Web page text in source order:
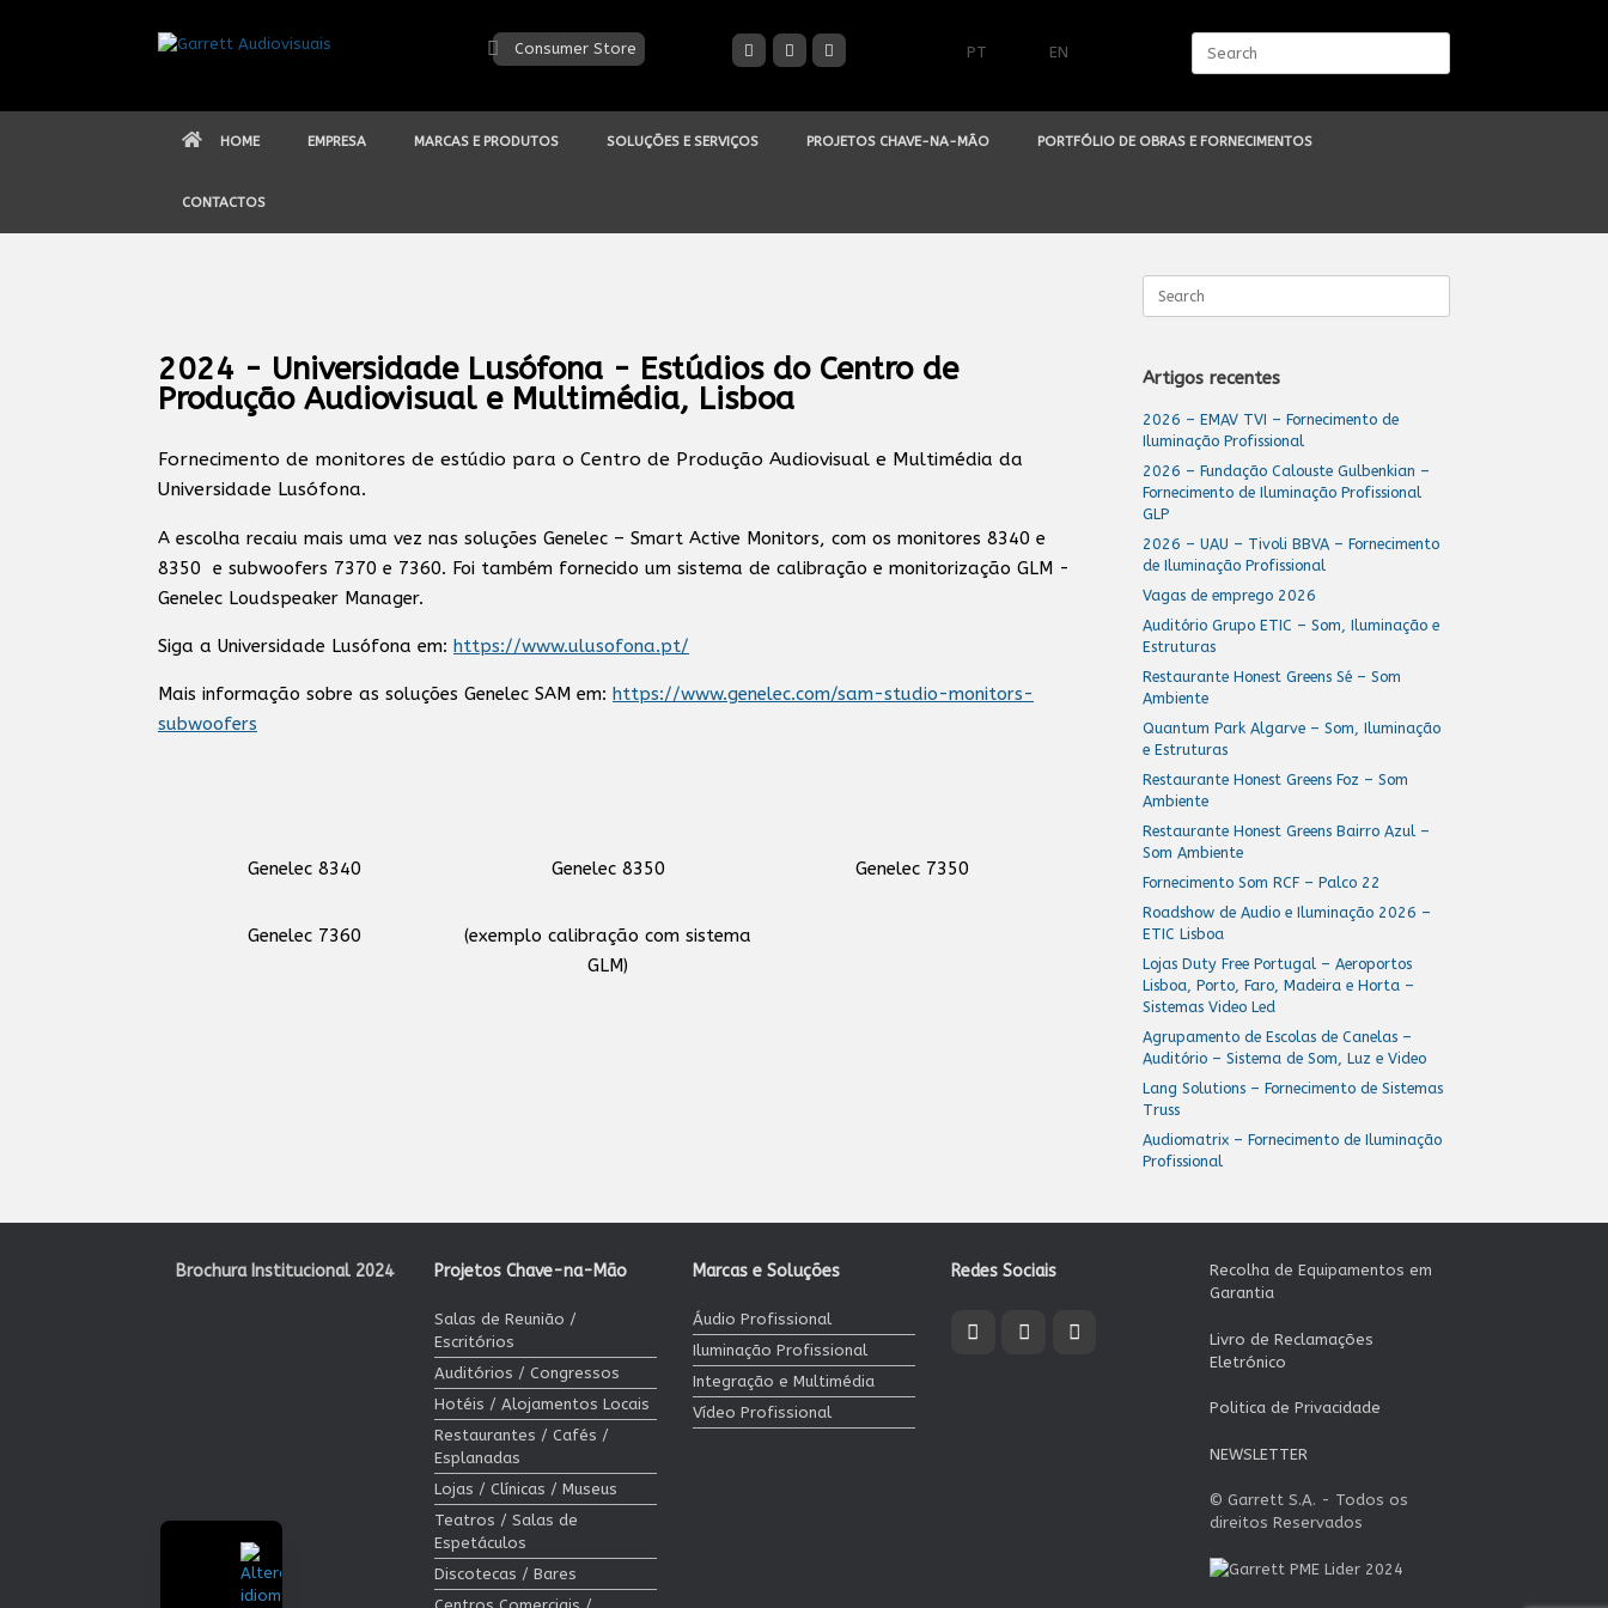
Consumer Store PT EN
HOME EMPRESA MARCAS E PRODUTOS SOLUÇÕES E SERVIÇOS PROJETOS CHAVE-NA-MÃO PORTFÓLIO DE OBRAS E FORNECIMENTOS
CONTACTOS
2024 - Universidade Lusófona - Estúdios do Centro de
Produção Audiovisual e Multimédia, Lisboa
Fornecimento de monitores de estúdio para o Centro de Produção Audiovisual e Multimédia da
Universidade Lusófona.
A escolha recaiu mais uma vez nas soluções Genelec – Smart Active Monitors, com os monitores 8340 e
8350 e subwoofers 7370 e 7360. Foi também fornecido um sistema de calibração e monitorização GLM -
Genelec Loudspeaker Manager.
Siga a Universidade Lusófona em: https://www.ulusofona.pt/
Mais informação sobre as soluções Genelec SAM em: https://www.genelec.com/sam-studio-monitors-
subwoofers
Genelec 8340 Genelec 8350 Genelec 7350
Genelec 7360
(exemplo calibração com sistema
GLM)
for:
Artigos recentes
2026 – EMAV TVI – Fornecimento de
Iluminação Profissional
2026 – Fundação Calouste Gulbenkian –
Fornecimento de Iluminação Profissional
GLP
2026 – UAU – Tivoli BBVA – Fornecimento
de Iluminação Profissional
Vagas de emprego 2026
Auditório Grupo ETIC – Som, Iluminação e
Estruturas
Restaurante Honest Greens Sé – Som
Ambiente
Quantum Park Algarve – Som, Iluminação
e Estruturas
Restaurante Honest Greens Foz – Som
Ambiente
Restaurante Honest Greens Bairro Azul –
Som Ambiente
Fornecimento Som RCF – Palco 22
Roadshow de Audio e Iluminação 2026 –
ETIC Lisboa
Lojas Duty Free Portugal – Aeroportos
Lisboa, Porto, Faro, Madeira e Horta –
Sistemas Video Led
Agrupamento de Escolas de Canelas –
Auditório – Sistema de Som, Luz e Video
Lang Solutions – Fornecimento de Sistemas
Truss
Audiomatrix – Fornecimento de Iluminação
Profissional
Brochura Institucional 2024 Projetos Chave-na-Mão
Salas de Reunião /
Escritórios
Auditórios / Congressos
Hotéis / Alojamentos Locais
Restaurantes / Cafés /
Esplanadas
Lojas / Clínicas / Museus
Teatros / Salas de
Espetáculos
Discotecas / Bares
Marcas e Soluções
Áudio Profissional
Iluminação Profissional
Integração e Multimédia
Vídeo Profissional
Redes Sociais
Recolha de Equipamentos em
Garantia
Livro de Reclamações
Eletrónico
Politica de Privacidade
NEWSLETTER
© Garrett S.A. - Todos os
direitos Reservados